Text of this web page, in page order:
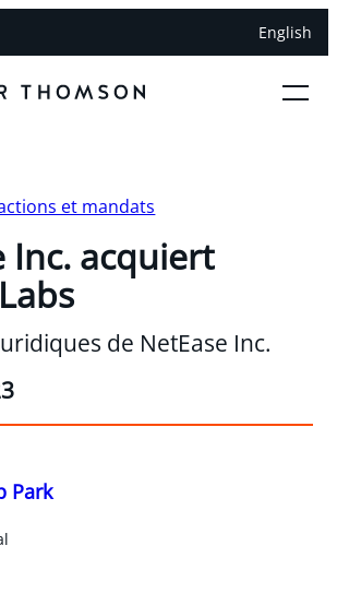
English
et mandats
Inc. acquiert
de NetEase Inc.
Park